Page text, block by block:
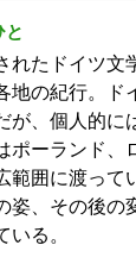
と
れたドイツ文
地の紀行。ド
が、個人的に
ポーランド、
範囲に渡っ
姿、その後の
いる。